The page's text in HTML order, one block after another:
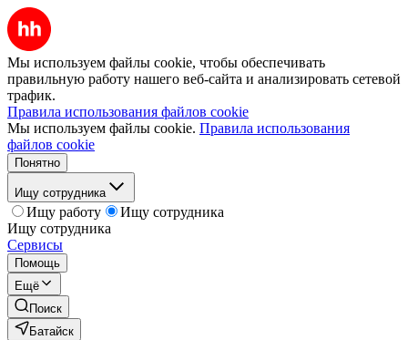
Мы используем файлы cookie, чтобы обеспечивать
правильную работу нашего веб-сайта и анализировать сетевой
трафик.
Правила использования файлов cookie
Мы используем файлы cookie. Правила использования
файлов cookie
Понятно
Ищу сотрудника
Ищу работу
Ищу сотрудника
Ищу сотрудника
Сервисы
Помощь
Ещё
Поиск
Батайск